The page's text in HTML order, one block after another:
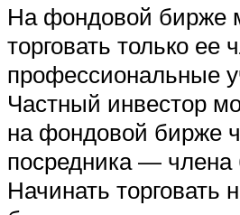
На фондовой бирже
торговать только ее
профессиональные
Частный инвестор
на фондовой бирже
посредника — члена
Начинать торговать